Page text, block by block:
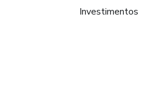
Investimentos